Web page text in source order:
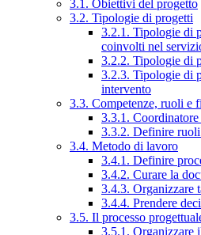
3.1. Obiettivi del progetto
3.2. Tipologie di progetti
3.2.1. Tipologie di
coinvolti nel
3.2.2. Tipologie di
3.2.3. Tipologie di
intervento
3.3. Competenze, ruoli e
3.3.1.
3.3.2. Definire ruoli
3.4. Metodo di lavoro
3.4.1. Definire
3.4.2. Curare la
3.4.3. Organizzare
3.4.4. Prendere
3.5. Il processo
3.5.1. Organizzare